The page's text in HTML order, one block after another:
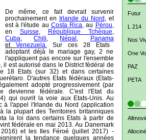
Futur
L 214
Nos
One
PAZ
PETA
Allociné
De même, ce fait devrait survenir
prochainement en Irlande du Nord , et
est à l'étude au Costa Rica , au Pérou
en Suisse République Tchèque
Cuba ,Chili Népal
Panama
et
Venezuela.
Sur ces 28 Etats
adoptant déjà le mariage gay, 2 ne
l'appliquent pas encore sur l'ensemble
il est autorisé dans le District fédéral de
18 Etats (sur 32) et dans certaines
D'autres Etats fédéraux (Etats-
adopté progressivement (par
fédérale. C'est l'Etat du
qui ouvrit la voie aux Etats-Unis. Au
à l'appel l'Irlande du Nord (application
la plupart des Territoires britanniques
la loi dans certains Etats à partir de
fédérale en mai 2013. Au Danemark
et les Iles Féroé (juillet 2017) -
la tendance quelques années